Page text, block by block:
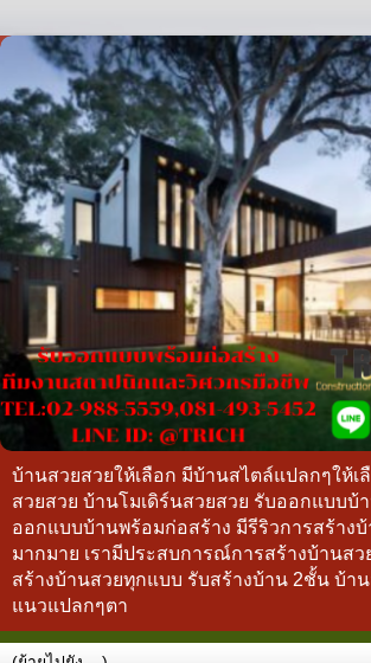
บ้านสวยสวยให้เลือก มีบ้านสไตล์แปลกๆให้
สวยสวย บ้านโมเดิร์นสวยสวย รับออกแบบบ้
ออกแบบบ้านพร้อมก่อสร้าง มีรีริวการสร้าง
มากมาย เรามีประสบการณ์การสร้างบ้านสว
สร้างบ้านสวยทุกแบบ รับสร้างบ้าน 2ชั้น บ้า
แนวแปลกๆตา